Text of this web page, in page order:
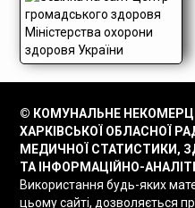
© КОМУНАЛЬНЕ
ХАРКІВСЬКОЇ ОБЛАСНОЇ
МЕДИЧНОЇ СТАТИСТИКИ,
ТА ІНФОРМАЦІЙНО-
Використання будь-яких
цьому сайті, дозволяється